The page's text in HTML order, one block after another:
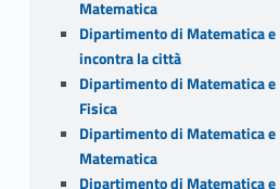
Matematica
Dipartimento di Matematica e
incontra la città
Dipartimento di Matematica e
Fisica
Dipartimento di Matematica e
Matematica
Dipartimento di Matematica e